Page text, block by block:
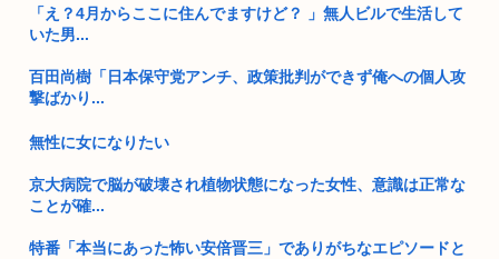
「え？4月からここに住んでますけど？ 」無人ビルで生活して
いた男...
百田尚樹「日本保守党アンチ、政策批判ができず俺への個人攻
撃ばかり...
無性に女になりたい
京大病院で脳が破壊され植物状態になった女性、意識は正常な
ことが確...
特番「本当にあった怖い安倍晋三」でありがちなエピソードと